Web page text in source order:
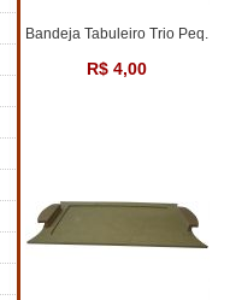
Bandeja Tabuleiro Trio Peq.
R$ 4,00